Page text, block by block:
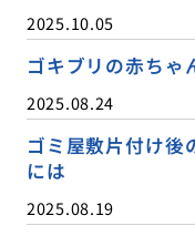
2025.10.05
ゴキブリの赤ちゃ
2025.08.24
ゴミ屋敷片付け後
には
2025.08.19